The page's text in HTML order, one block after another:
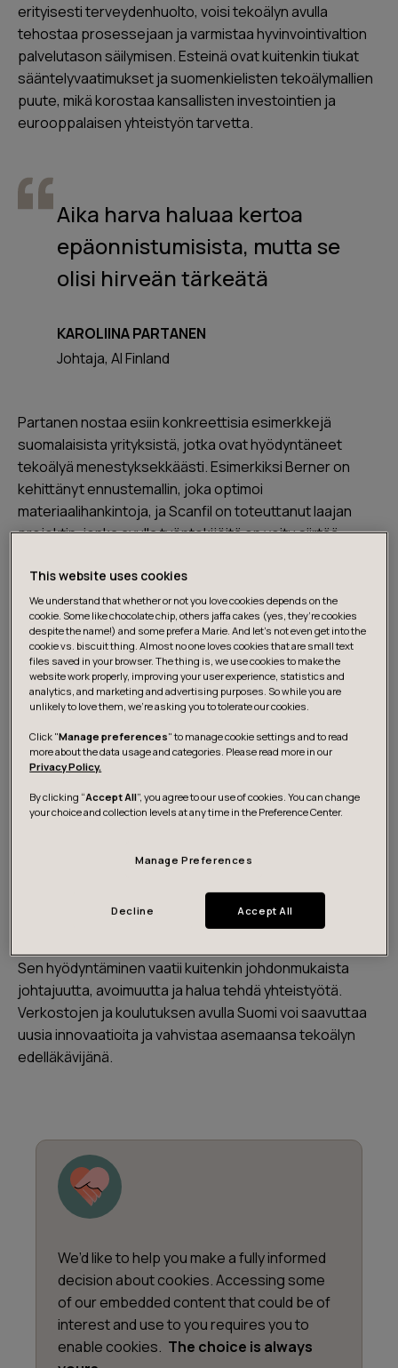
erityisesti terveydenhuolto, voisi tekoälyn avulla
tehostaa prosessejaan ja varmistaa hyvinvointivaltion
palvelutason säilymisen. Esteinä ovat kuitenkin tiukat
sääntelyvaatimukset ja suomenkielisten tekoälymallien
puute, mikä korostaa kansallisten investointien ja
eurooppalaisen yhteistyön tarvetta.
Aika harva haluaa kertoa
epäonnistumisista, mutta se
olisi hirveän tärkeätä
KAROLIINA PARTANEN
Johtaja, AI Finland
Partanen nostaa esiin konkreettisia esimerkkejä
suomalaisista yrityksistä, jotka ovat hyödyntäneet
tekoälyä menestyksekkäästi. Esimerkiksi Berner on
kehittänyt ennustemallin, joka optimoi
materiaalihankintoja, ja Scanfil on toteuttanut laajan
projektin, jonka avulla työntekijöitä on voitu siirtää
on selvää, että tekoälyn käyttö voi tuottaa merkittävää
liiketoiminta-arvoa, kun sen soveltaminen kohdistetaan
liiketoiminnan ytimeen.
Tulevaisuuden kehityksessä korostuu myös kansallinen
yhteistyö ja strateginen suunnittelu. Partasen mukaan
Suomi voi oppia esimerkiksi Pariisissa toimivasta AI
Factorystä, joka on onnistunut luomaan aktiivisen
ekosysteemin ja houkuttelemaan sijoituksia. Vastaava
ja vahvistaa tekoälyn käyttöä eri toimialoilla. Lisäksi
mahdollisuudet realisoituvat täysimittaisesti.
Karoliina Partasen näkemykset osoittavat, että
Sen hyödyntäminen vaatii kuitenkin johdonmukaista
johtajuutta, avoimuutta ja halua tehdä yhteistyötä.
Verkostojen ja koulutuksen avulla Suomi voi saavuttaa
uusia innovaatioita ja vahvistaa asemaansa tekoälyn
edelläkävijänä.
We’d like to help you make a fully informed
decision about cookies. Accessing some
of our embedded content that could be of
interest and use to you requires you to
enable cookies. The choice is always
This website uses cookies
We understand that whether or not you love cookies depends on the
cookie. Some like chocolate chip, others jaffa cakes (yes, they’re cookies
despite the name!) and some prefer a Marie. And let's not even get into the
cookie vs. biscuit thing. Almost no one loves cookies that are small text
files saved in your browser. The thing is, we use cookies to make the
website work properly, improving your user experience, statistics and
analytics, and marketing and advertising purposes. So while you are
unlikely to love them, we’re asking you to tolerate our cookies.
Click "Manage preferences" to manage cookie settings and to read
more about the data usage and categories. Please read more in our
Privacy Policy.
By clicking “Accept All”, you agree to our use of cookies. You can change
your choice and collection levels at any time in the Preference Center.
Manage Preferences
Decline Accept All